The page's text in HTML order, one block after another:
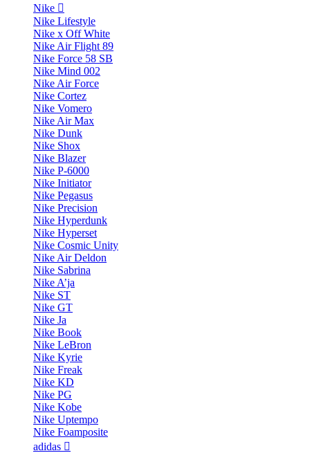
Nike
Nike Lifestyle
Nike x Off White
Nike Air Flight 89
Nike Force 58 SB
Nike Mind 002
Nike Air Force
Nike Cortez
Nike Vomero
Nike Air Max
Nike Dunk
Nike Shox
Nike Blazer
Nike P-6000
Nike Initiator
Nike Pegasus
Nike Precision
Nike Hyperdunk
Nike Hyperset
Nike Cosmic Unity
Nike Air Deldon
Nike Sabrina
Nike A’ja
Nike ST
Nike GT
Nike Ja
Nike Book
Nike LeBron
Nike Kyrie
Nike Freak
Nike KD
Nike PG
Nike Kobe
Nike Uptempo
Nike Foamposite
adidas